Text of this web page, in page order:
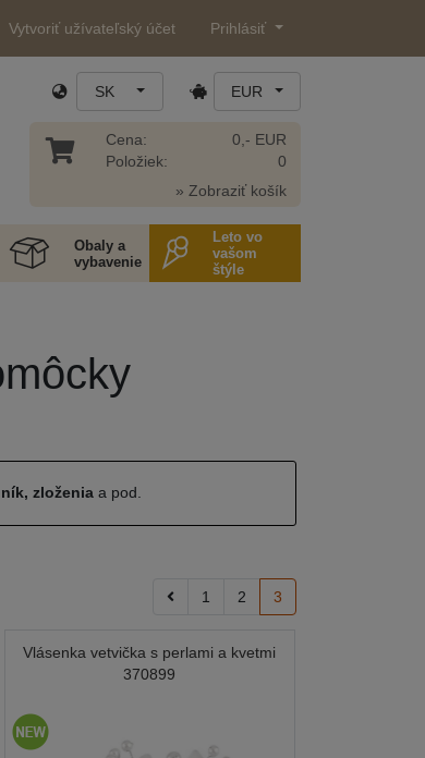
Vytvoriť užívateľský účet Prihlásiť
SK EUR
Cena:
Položiek:
0,- EUR
0
» Zobraziť košík
Obaly a
vybavenie
Leto vo
vašom
štýle
zloženiaa pod.
1 2 3
Vlásenka vetvička s perlami a kvetmi
370899